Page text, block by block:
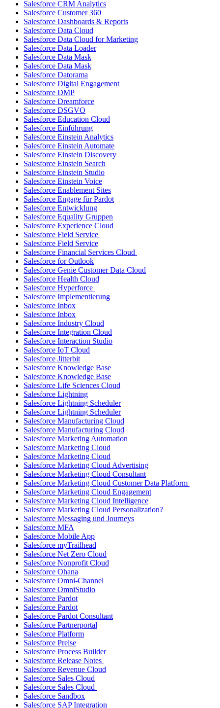
Salesforce CRM Analytics
Salesforce Customer 360
Salesforce Dashboards & Reports
Salesforce Data Cloud
Salesforce Data Cloud for Marketing
Salesforce Data Loader
Salesforce Data Mask
Salesforce Data Mask
Salesforce Datorama
Salesforce Digital Engagement
Salesforce DMP
Salesforce Dreamforce
Salesforce DSGVO
Salesforce Education Cloud
Salesforce Einführung
Salesforce Einstein Analytics
Salesforce Einstein Automate
Salesforce Einstein Discovery
Salesforce Einstein Search
Salesforce Einstein Studio
Salesforce Einstein Voice
Salesforce Enablement Sites
Salesforce Engage für Pardot
Salesforce Entwicklung
Salesforce Equality Gruppen
Salesforce Experience Cloud
Salesforce Field Service
Salesforce Field Service
Salesforce Financial Services Cloud
Salesforce for Outlook
Salesforce Genie Customer Data Cloud
Salesforce Health Cloud
Salesforce Hyperforce
Salesforce Implementierung
Salesforce Inbox
Salesforce Inbox
Salesforce Industry Cloud
Salesforce Integration Cloud
Salesforce Interaction Studio
Salesforce IoT Cloud
Salesforce Jitterbit
Salesforce Knowledge Base
Salesforce Knowledge Base
Salesforce Life Sciences Cloud
Salesforce Lightning
Salesforce Lightning Scheduler
Salesforce Lightning Scheduler
Salesforce Manufacturing Cloud
Salesforce Manufacturing Cloud
Salesforce Marketing Automation
Salesforce Marketing Cloud
Salesforce Marketing Cloud
Salesforce Marketing Cloud Advertising
Salesforce Marketing Cloud Consultant
Salesforce Marketing Cloud Customer Data Platform
Salesforce Marketing Cloud Engagement
Salesforce Marketing Cloud Intelligence
Salesforce Marketing Cloud Personalization?
Salesforce Messaging und Journeys
Salesforce MFA
Salesforce Mobile App
Salesforce myTrailhead
Salesforce Net Zero Cloud
Salesforce Nonprofit Cloud
Salesforce Ohana
Salesforce Omni-Channel
Salesforce OmniStudio
Salesforce Pardot
Salesforce Pardot
Salesforce Pardot Consultant
Salesforce Partnerportal
Salesforce Platform
Salesforce Preise
Salesforce Process Builder
Salesforce Release Notes
Salesforce Revenue Cloud
Salesforce Sales Cloud
Salesforce Sales Cloud
Salesforce Sandbox
Salesforce SAP Integration